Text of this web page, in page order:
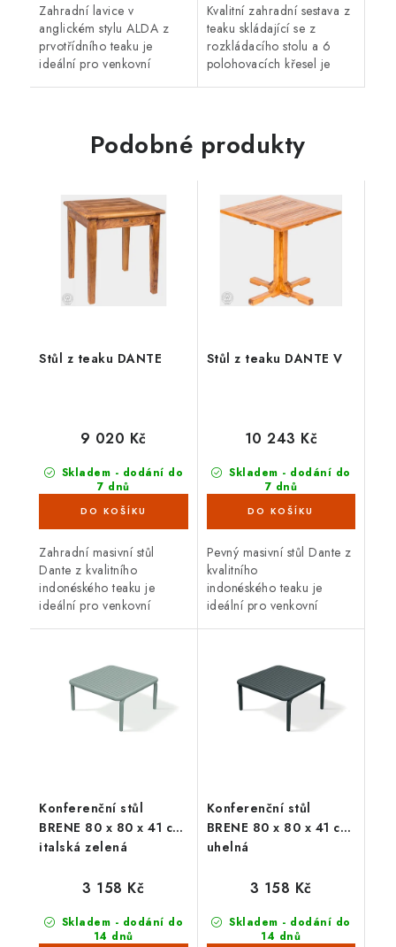
Zahradní lavice v
anglickém stylu ALDA z
prvotřídního teaku je
ideální pro venkovní
Kvalitní zahradní sestava z
teaku skládající se z
rozkládacího stolu a 6
polohovacích křesel je
vnějším...
Podobné produkty
Stůl z teaku DANTE
Skladem - dodání do
7 dnů
(5 ks)
9 020 Kč
Zahradní masivní stůl
Dante z kvalitního
indonéského teaku je
ideální pro venkovní
mechanickému...
Stůl z teaku DANTE V
Skladem - dodání do
7 dnů
(2 ks)
10 243 Kč
Pevný masivní stůl Dante z
kvalitního
indonéského teaku je
ideální pro venkovní
proti vnějším...
Konferenční stůl
BRENE 80 x 80 x 41 cm,
italská zelená
Skladem - dodání do
14 dnů
3 158 Kč
Konferenční stůl
BRENE 80 x 80 x 41 cm,
uhelná
Skladem - dodání do
14 dnů
3 158 Kč